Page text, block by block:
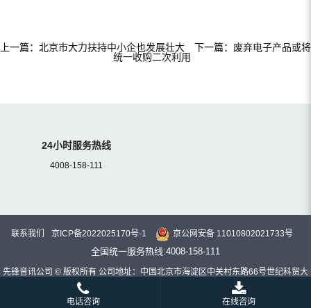
上一篇： 北京市大力扶持中小企也发展壮大 下一篇： 废弃电子产品或将
统一收购二次利用
24小时服务热线
4008-158-111
联系我们 京ICP备2022025170号-1 京公网安备 11010802021733号
全国统一服务热线:4008-158-111
先锋音讯公司 © 版权所有 公司地址：中国北京市海淀区中关村东路66号世纪科贸大
电话咨询
在线咨询